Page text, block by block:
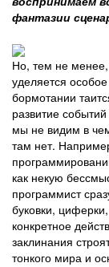
фантазии
Но, тем не менее,
уделяется
бормотании
развитие
мы не видим в
там нет.
как некую
программист
буковки,
конкретное
заклинания
тонкого мира и